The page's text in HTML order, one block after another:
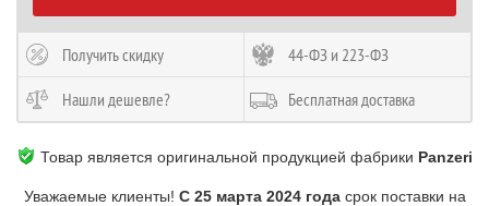
Получить скидку 44-ФЗ и 223-ФЗ
Нашли дешевле? Бесплатная доставка
Товар является оригинальной продукцией фабрики Panzeri
Уважаемые клиенты! С 25 марта 2024 годасрок поставки на